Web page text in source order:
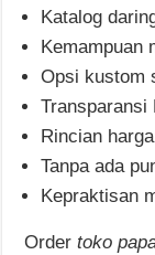
Katalog
Kemampuan
Opsi kustom
Transparansi
Rincian
Tanpa ada
Kepraktisan
Ordertoko